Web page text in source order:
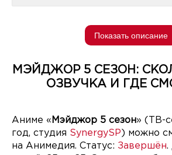
Показать описание
МЭЙДЖОР 5 СЕЗОН:
ОЗВУЧКА И ГДЕ
Аниме « Мэйджор 5 сезон» (ТВ-
год, студия SynergySP ) можно
на Анимедия. Статус: Завершён.